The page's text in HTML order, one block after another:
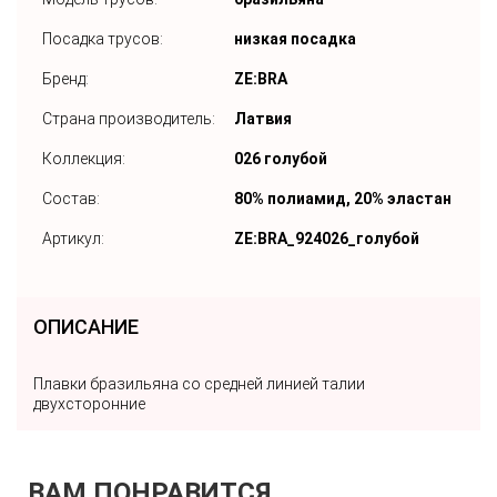
Посадка трусов: низкая посадка
Бренд: ZE:BRA
Страна производитель: Латвия
Коллекция: 026 голубой
Состав: 80% полиамид, 20% эластан
Артикул: ZE:BRA_924026_голубой
ОПИСАНИЕ
Плавки бразильяна со средней линией талии
двухсторонние